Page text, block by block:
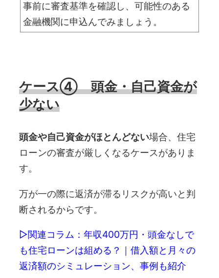
事前に審査基準を確認し、可能性のある
金融機関に申込んでみましょう。
ケース④ 頭金・自己資金が
少ない
頭金や自己資金がほとんどない場合、住宅
ローンの審査が厳しくなるケースがありま
す。
万が一の際に返済が滞るリスクが高いと判
断されるからです。
▷関連コラム：年収400万円・頭金なしで
も住宅ローンは組める？｜借入額と月々の
返済額のシミュレーション、事例も紹介